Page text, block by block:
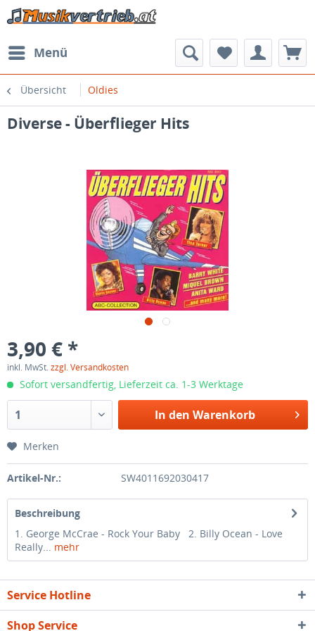
Menü
Übersicht Oldies
Diverse - Überflieger Hits
3,90 € *
inkl. MwSt.zzgl. Versandkosten
Sofort versandfertig, Lieferzeit ca. 1-3 Werktage
In den Warenkorb
Merken
Artikel-Nr.: SW4011692030417
Beschreibung
1. George McCrae - Rock Your Baby 2. Billy Ocean - Love
Really... mehr
Service Hotline
Shop Service